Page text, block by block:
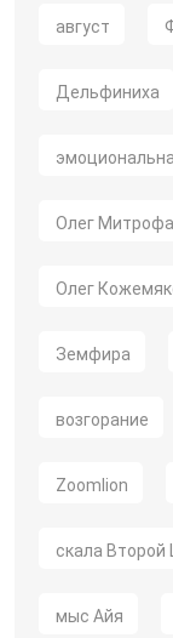
август
Дельфиниха
Олег
Олег
Земфира
возгорание
Zoomlion
скала
мыс Айя